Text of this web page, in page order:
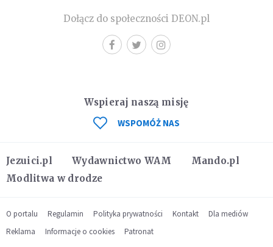
Dołącz do społeczności DEON.pl
Jezuici.pl Wydawnictwo WAM
Mando.pl
Modlitwa w drodze
Wspieraj naszą misję
WSPOMÓŻ NAS
O portalu Regulamin Polityka prywatności Kontakt
Dla mediów
Reklama
Informacje o cookies Patronat